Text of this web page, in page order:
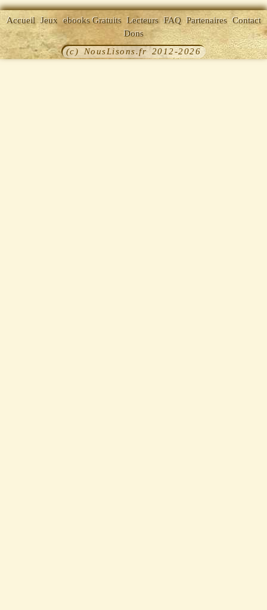
Accueil Jeux ebooks Gratuits Lecteurs FAQ Partenaires Contact
Dons
(c) NousLisons.fr 2012-2026